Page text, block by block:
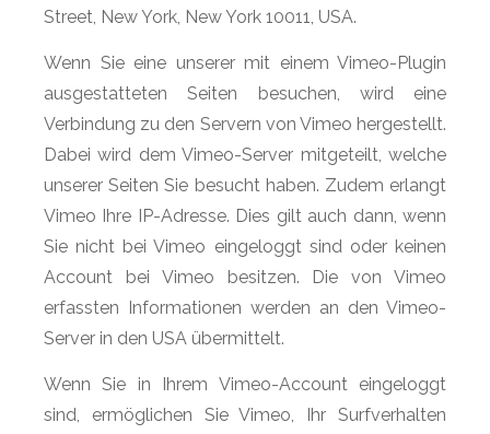
Street, New York, New York 10011, USA.
Wenn Sie eine unserer mit einem Vimeo-Plugin
ausgestatteten Seiten besuchen, wird eine
Verbindung zu den Servern von Vimeo hergestellt.
Dabei wird dem Vimeo-Server mitgeteilt, welche
unserer Seiten Sie besucht haben. Zudem erlangt
Vimeo Ihre IP-Adresse. Dies gilt auch dann, wenn
Sie nicht bei Vimeo eingeloggt sind oder keinen
Account bei Vimeo besitzen. Die von Vimeo
erfassten Informationen werden an den Vimeo-
Server in den USA übermittelt.
Wenn Sie in Ihrem Vimeo-Account eingeloggt
sind, ermöglichen Sie Vimeo, Ihr Surfverhalten